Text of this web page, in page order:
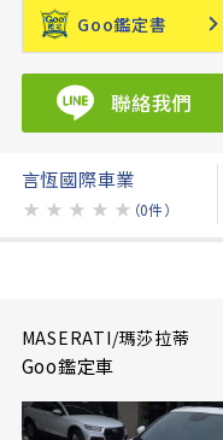
Goo鑑定書
聯絡我們
言恆國際車業
★ ★ ★ ★ ★ （0件）
MASERATI/瑪莎拉蒂
Goo鑑定車